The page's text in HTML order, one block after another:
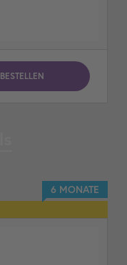
BESTELLEN
6 MONATE